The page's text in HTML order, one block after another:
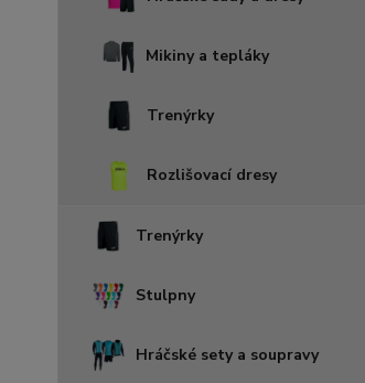
Mikiny a tepláky
Trenýrky
Rozlišovací dresy
Trenýrky
Stulpny
Hráčské sety a soupravy